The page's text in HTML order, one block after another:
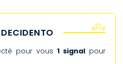
pour vous 1 signal pour